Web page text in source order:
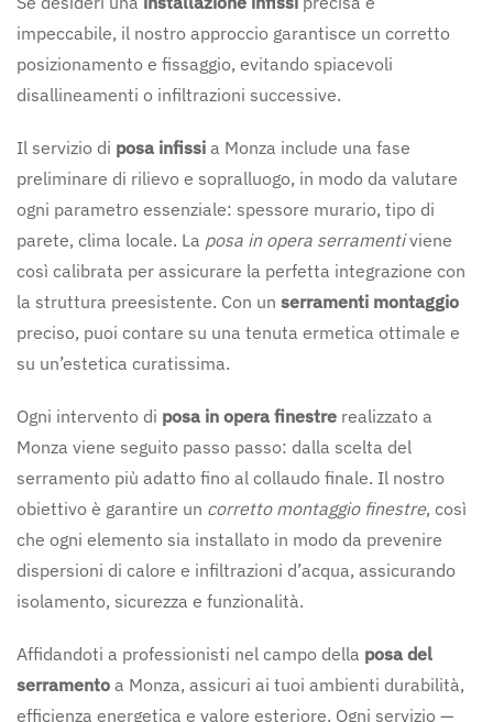
impeccabile, il nostro approccio garantisce un corretto
posizionamento e fissaggio, evitando spiacevoli
disallineamenti o infiltrazioni successive.
Il servizio di posa infissi a Monza include una fase
preliminare di rilievo e sopralluogo, in modo da valutare
ogni parametro essenziale: spessore murario, tipo di
parete, clima locale. La posa in opera serramentiviene
così calibrata per assicurare la perfetta integrazione con
la struttura preesistente. Con un serramenti montaggio
preciso, puoi contare su una tenuta ermetica ottimale e
su un’estetica curatissima.
Ogni intervento di posa in opera finestre realizzato a
Monza viene seguito passo passo: dalla scelta del
serramento più adatto fino al collaudo finale. Il nostro
obiettivo è garantire un corretto montaggio finestre, così
che ogni elemento sia installato in modo da prevenire
dispersioni di calore e infiltrazioni d’acqua, assicurando
isolamento, sicurezza e funzionalità.
Affidandoti a professionisti nel campo della posa del
serramento a Monza, assicuri ai tuoi ambienti durabilità,
efficienza energetica e valore esteriore. Ogni servizio —